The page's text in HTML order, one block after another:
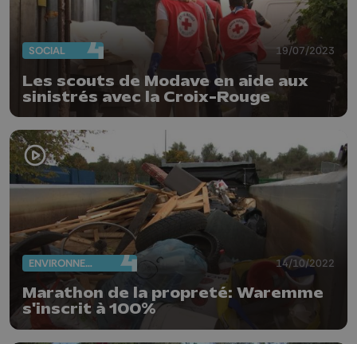
SOCIAL 19/07/2023
Les scouts de Modave en aide aux
sinistrés avec la Croix-Rouge
ENVIRONNEMENT 14/10/2022
Marathon de la propreté: Waremme
s'inscrit à 100%